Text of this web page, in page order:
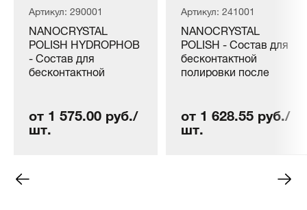
Артикул: 290001
NANOCRYSTAL
POLISH HYDROPHOB
- Состав для
бесконтактной
гидрофобным
эффектом
от 1 575.00 руб./
шт.
Артикул: 241001
NANOCRYSTAL
POLISH - Состав для
бесконтактной
полировки после
мойки автомобиля с
эффектом
от 1 628.55 руб./
шт.